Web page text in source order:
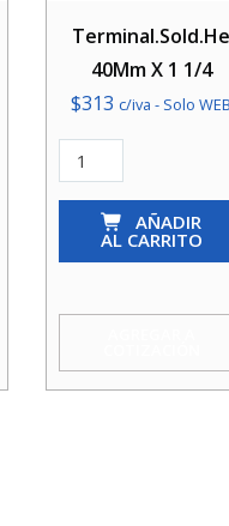
Terminal.Sold.He
40Mm X 1 1/4
$313 c/iva - Solo WEB
Terminal.Sold.He
40Mm
cantidad
AÑADIR
AL CARRITO